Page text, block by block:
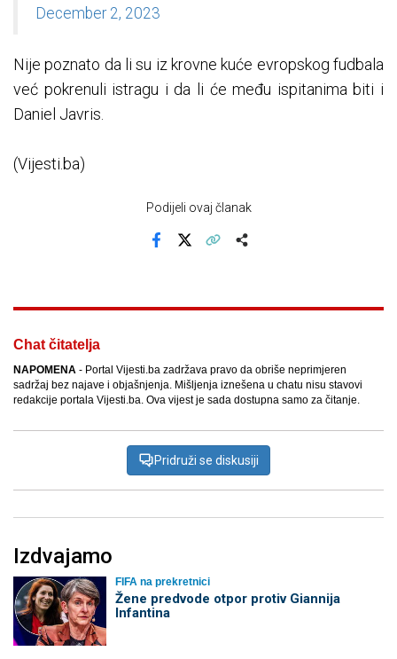
December 2, 2023
Nije poznato da li su iz krovne kuće evropskog fudbala
već pokrenuli istragu i da li će među ispitanima biti i
Daniel Javris.
(Vijesti.ba)
Podijeli ovaj članak
Chat čitatelja
NAPOMENA - Portal Vijesti.ba zadržava pravo da obriše neprimjeren
sadržaj bez najave i objašnjenja. Mišljenja iznešena u chatu nisu stavovi
redakcije portala Vijesti.ba. Ova vijest je sada dostupna samo za čitanje.
Pridruži se diskusiji
Izdvajamo
FIFA na prekretnici
Žene predvode otpor protiv Giannija
Infantina